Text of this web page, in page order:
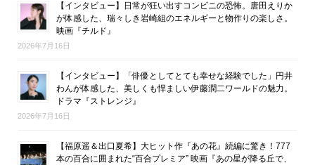
【インタビュー】日常が狂い出すコンビニの恐怖。唐田えりか
が体感した、瑞々しき岩崎組のエネルギーと物作りの楽しさ。
映画『チルド』
2026年7月16日
【インタビュー】「俳優としてとても幸せな経験でした」円井
わんが体感した、美しくも悍ましい伊藤潤二ワールドの魅力。
ドラマ『ストレンジ』
2026年7月16日
【福原遥＆出口夏希】大ヒット作『あの花』続編に驚き！777
本の百合に囲まれた“百合プレミア” 映画『あの星が降る丘で、